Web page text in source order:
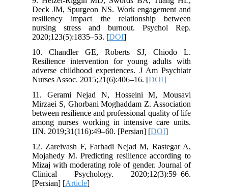
Deck JM, Spurgeon NS. Work engagement and
resiliency impact the relationship between
nursing stress and burnout. Psychol Rep.
2020;123(5):1835–53. [DOI
10. Chandler GE, Roberts SJ, Chiodo L.
Resilience intervention for young adults with
adverse childhood experiences. J Am Psychiatr
Nurses Assoc. 2015;21(6):406–16. [DOI
11. Gerami Nejad N, Hosseini M, Mousavi
Mirzaei S, Ghorbani Moghaddam Z. Association
between resilience and professional quality of life
among nurses working in intensive care units.
IJN. 2019;31(116):49–60. [Persian] [DOI
12. Zareivash F, Farhadi Nejad M, Rastegar A,
Mojahedy M. Predicting resilience according to
Mizaj with moderating role of gender. Journal of
Clinical Psychology. 2020;12(3):59–66.
[Persian] [Article